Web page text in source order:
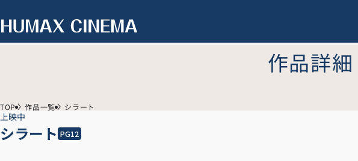
作品詳細
TOP 作品一覧 シラート
上映中
シラート PG12